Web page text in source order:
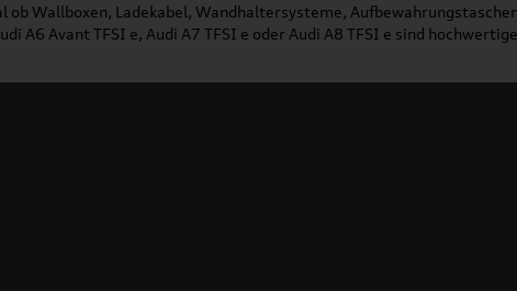
Wallboxen, Ladekabel, Wandhaltersysteme,
A6 Avant TFSI e, Audi A7 TFSI e oder Audi A8 TFSI e sind